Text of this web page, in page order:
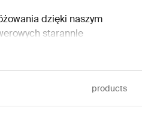
dzięki naszym
starannie
i bez problemu
products